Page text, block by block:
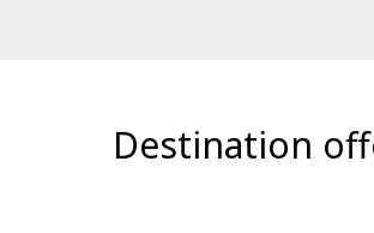
Destination